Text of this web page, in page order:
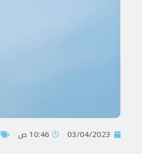
03/04/2023 10:46 ص